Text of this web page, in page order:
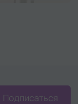
Подписаться